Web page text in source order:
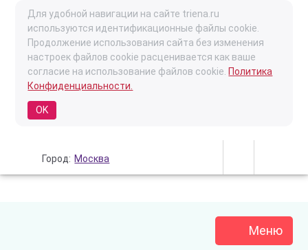
Для удобной навигации на сайте triena.ru
используются идентификационные файлы cookie.
Продолжение использования сайта без изменения
настроек файлов cookie расценивается как ваше
согласие на использование файлов cookie. Политика
Конфиденциальности.
OK
Город: Москва
Меню